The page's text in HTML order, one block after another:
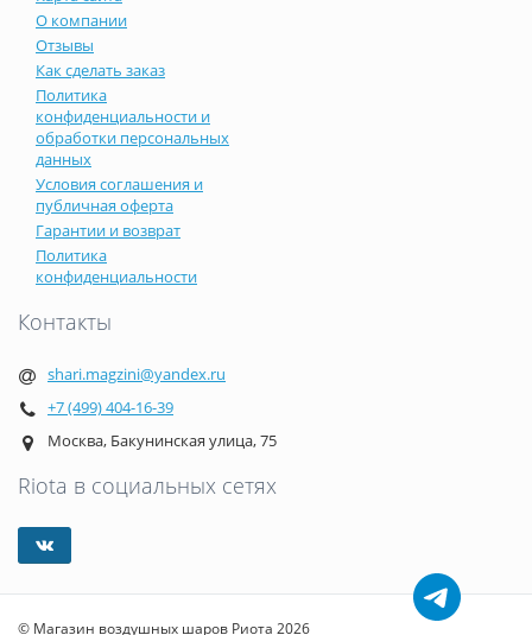
О компании
Отзывы
Как сделать заказ
Политика
конфиденциальности и
обработки персональных
данных
Условия соглашения и
публичная оферта
Гарантии и возврат
Политика
конфиденциальности
Контакты
shari.magzini@yandex.ru
+7 (499) 404-16-39
Москва, Бакунинская улица, 75
Riota в социальных сетях
© Магазин воздушных шаров Риота 2026